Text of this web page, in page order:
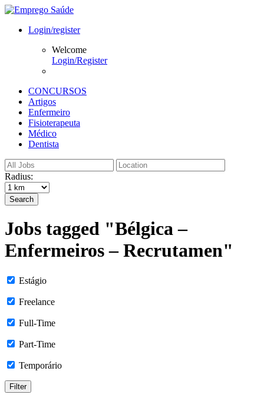
Login/register
Welcome
Login/Register
CONCURSOS
Artigos
Enfermeiro
Fisioterapeuta
Médico
Dentista
Radius:
Search
Jobs tagged "Bélgica –
Enfermeiros – Recrutamen"
Estágio
Freelance
Full-Time
Part-Time
Temporário